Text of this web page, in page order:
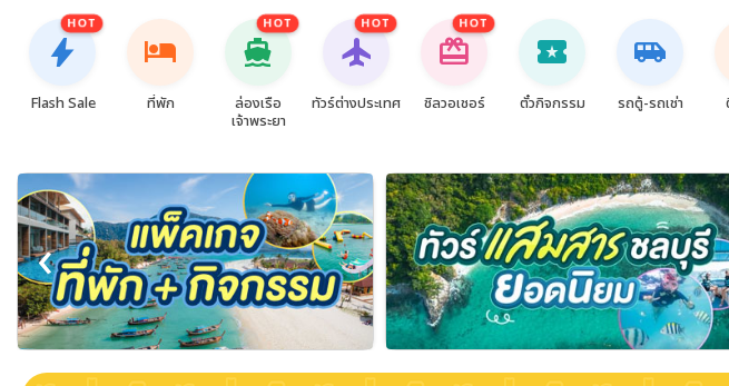
bolt
HOT
Flash Sale
hotel
ที่พัก
directions_boat
HOT
ล่องเรือ
เจ้าพระยา
flight
HOT
ทัวร์ต่างประเทศ
card_giftcard
HOT
ชิลวอเชอร์
local_activity
ตั๋วกิจกรรม
airport_shuttle
รถตู้-รถเช่า
‹